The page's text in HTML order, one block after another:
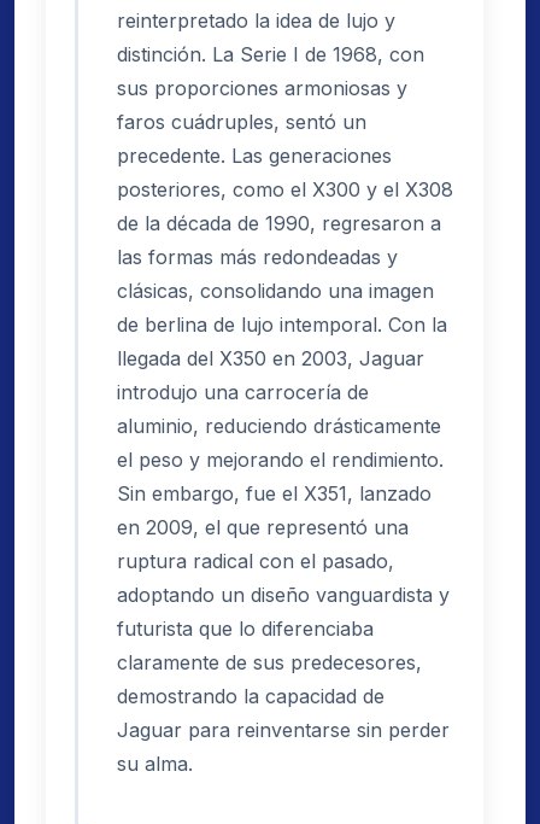
reinterpretado la idea de lujo y
distinción. La Serie I de 1968, con
sus proporciones armoniosas y
faros cuádruples, sentó un
precedente. Las generaciones
posteriores, como el X300 y el X308
de la década de 1990, regresaron a
las formas más redondeadas y
clásicas, consolidando una imagen
de berlina de lujo intemporal. Con la
llegada del X350 en 2003, Jaguar
introdujo una carrocería de
aluminio, reduciendo drásticamente
el peso y mejorando el rendimiento.
Sin embargo, fue el X351, lanzado
en 2009, el que representó una
ruptura radical con el pasado,
adoptando un diseño vanguardista y
futurista que lo diferenciaba
claramente de sus predecesores,
demostrando la capacidad de
Jaguar para reinventarse sin perder
su alma.